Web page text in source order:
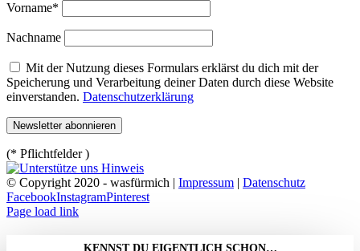
Vorname*
Nachname
Mit der Nutzung dieses Formulars erklärst du dich mit der
Speicherung und Verarbeitung deiner Daten durch diese Website
einverstanden. Datenschutzerklärung
(* Pflichtfelder )
© Copyright 2020 - wasfürmich | Impressum | Datenschutz
FacebookInstagramPinterest
Page load link
KENNST DU EIGENTLICH SCHON…